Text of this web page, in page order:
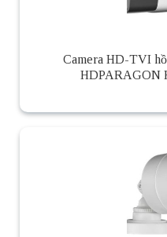
Camera HD-TVI
HDPARAGON